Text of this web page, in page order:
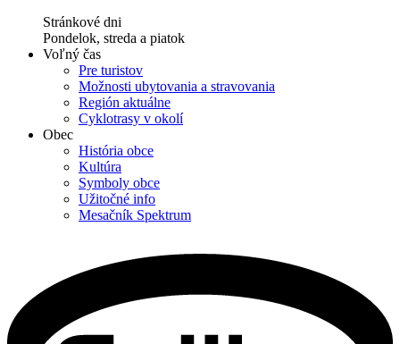
Stránkové dni
Pondelok, streda a piatok
Voľný čas
Pre turistov
Možnosti ubytovania a stravovania
Región aktuálne
Cyklotrasy v okolí
Obec
História obce
Kultúra
Symboly obce
Užitočné info
Mesačník Spektrum